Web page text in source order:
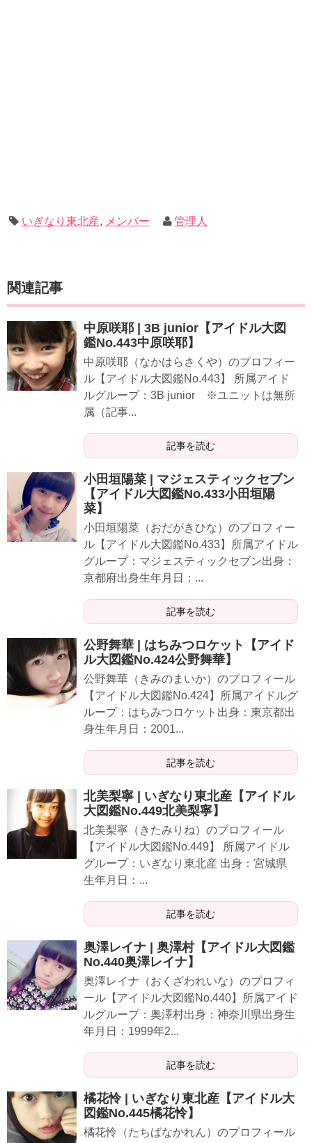
いぎなり東北産, メンバー 管理人
関連記事
中原咲耶 | 3B junior【アイドル大図
鑑No.443中原咲耶】
中原咲耶（なかはらさくや）のプロフィー
ル【アイドル大図鑑No.443】 所属アイド
ルグループ：3B junior ※ユニットは無所
属（記事...
記事を読む
小田垣陽菜 | マジェスティックセブン
【アイドル大図鑑No.433小田垣陽
菜】
小田垣陽菜（おだがきひな）のプロフィー
ル【アイドル大図鑑No.433】所属アイドル
グループ：マジェスティックセブン出身：
京都府出身生年月日：...
記事を読む
公野舞華 | はちみつロケット【アイド
ル大図鑑No.424公野舞華】
公野舞華（きみのまいか）のプロフィール
【アイドル大図鑑No.424】所属アイドルグ
ループ：はちみつロケット出身：東京都出
身生年月日：2001...
記事を読む
北美梨寧 | いぎなり東北産【アイドル
大図鑑No.449北美梨寧】
北美梨寧（きたみりね）のプロフィール
【アイドル大図鑑No.449】 所属アイドル
グループ：いぎなり東北産 出身：宮城県
生年月日：...
記事を読む
奥澤レイナ | 奥澤村【アイドル大図鑑
No.440奥澤レイナ】
奥澤レイナ（おくざわれいな）のプロフィ
ール【アイドル大図鑑No.440】所属アイド
ルグループ：奥澤村出身：神奈川県出身生
年月日：1999年2...
記事を読む
橘花怜 | いぎなり東北産【アイドル大
図鑑No.445橘花怜】
橘花怜（たちばなかれん）のプロフィール